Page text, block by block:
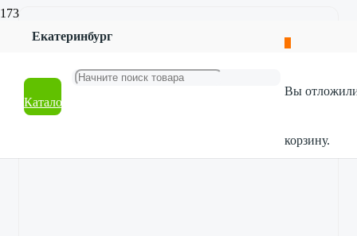
Екатеринбург
Каталог
Вы
корзину.